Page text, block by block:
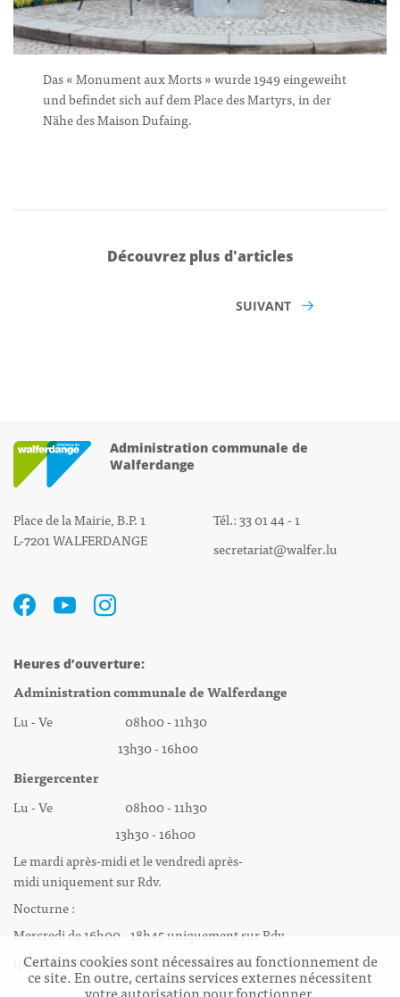
Das « Monument aux Morts » wurde 1949 eingeweiht
und befindet sich auf dem Place des Martyrs, in der
Nähe des Maison Dufaing.
Découvrez plus d'articles
SUIVANT
Administration communale de
Walferdange
Place de la Mairie, B.P. 1
L-7201 WALFERDANGE
Tél.: 33 01 44 - 1
secretariat@walfer.lu
Heures d’ouverture:
Administration communale de Walferdange
Lu - Ve 08h00 - 11h30
13h30 - 16h00
Biergercenter
Lu - Ve 08h00 - 11h30
13h30 - 16h00
Le mardi après-midi et le vendredi après-
midi uniquement sur Rdv.
Nocturne :
Mercredi de 16h00 - 18h45 uniquement sur Rdv
(prise de Rdv possible jusqu'à mardi 11h30).
Certains cookies sont nécessaires au fonctionnement de
ce site. En outre, certains services externes nécessitent